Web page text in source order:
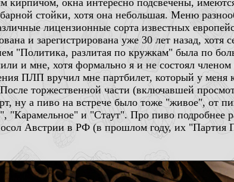
окна интересно подсвечены,
стойки, хотя она небольшая. Меню
лицензионные сорта известных
и зарегистрирована уже 30 лет назад, хотя
"Политика, разлитая по кружкам" была по
и мне, хотя формально я и не состоял
ПЛП вручил мне партбилет, который у меня
торжественной части (включавшей
ну а пиво на встрече было тоже "живое", от
"Карамельное" и "Стаут". Про пиво подробнее
Австрии в РФ (в прошлом году, их "Партия